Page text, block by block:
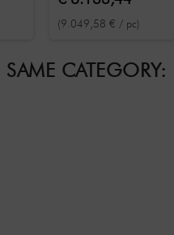
comprimerende
microtrilling
(9.049,58 € / pc)
CATEGORY: